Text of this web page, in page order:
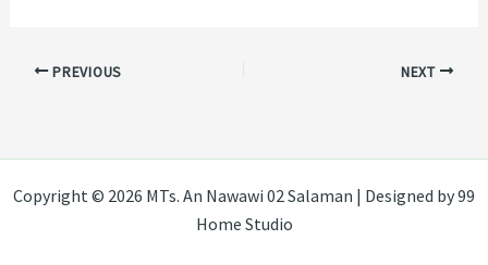
PREVIOUS NEXT
Copyright © 2026 MTs. An Nawawi 02 Salaman | Designed by 99
Home Studio